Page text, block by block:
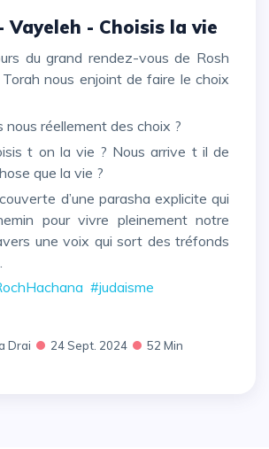
Vayeleh - Choisis la vie
nous enjoint de faire le choix
nous réellement des choix ?
que la vie ?
pour vivre pleinement notre
une voix qui sort des tréfonds
#judaisme
Drai 24 Sept. 2024 52 Min